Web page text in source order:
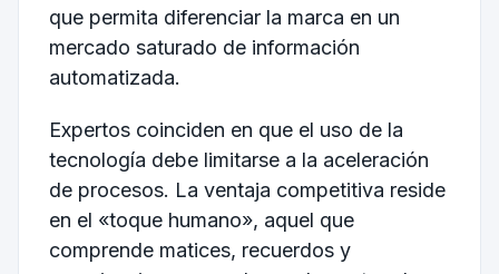
que permita diferenciar la marca en un
mercado saturado de información
automatizada.
Expertos coinciden en que el uso de la
tecnología debe limitarse a la aceleración
de procesos. La ventaja competitiva reside
en el «toque humano», aquel que
comprende matices, recuerdos y